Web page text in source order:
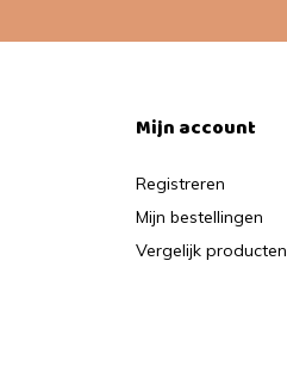
Mijn account
Registreren
Mijn bestellingen
Vergelijk producten